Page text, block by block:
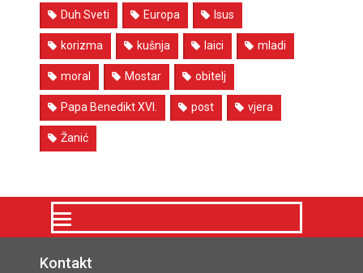
Duh Sveti Europa Isus
korizma kušnja laici mladi
moral Mostar obitelj
Papa Benedikt XVI. post vjera
Žanić
Kontakt